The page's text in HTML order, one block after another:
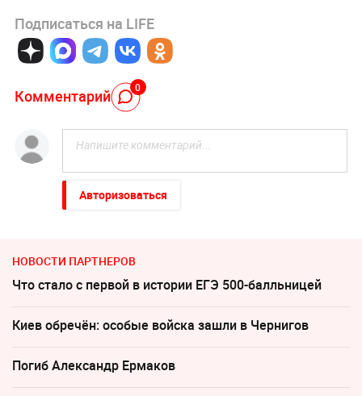
Подписаться на LIFE
Комментарий 0
Авторизоваться
НОВОСТИ ПАРТНЕРОВ
Что стало с первой в истории ЕГЭ 500-балльницей
Киев обречён: особые войска зашли в Чернигов
Погиб Александр Ермаков